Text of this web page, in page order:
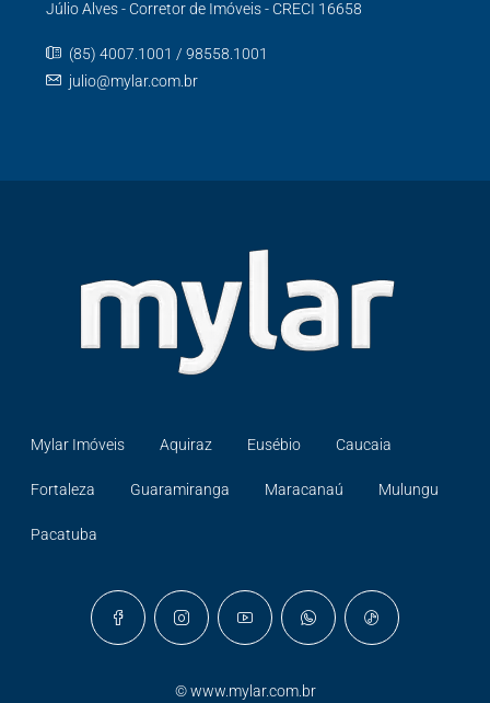
Júlio Alves - Corretor de Imóveis - CRECI 16658
(85) 4007.1001 / 98558.1001
julio@mylar.com.br
Mylar Imóveis Aquiraz Eusébio Caucaia
Fortaleza Guaramiranga Maracanaú Mulungu
Pacatuba
©www.mylar.com.br